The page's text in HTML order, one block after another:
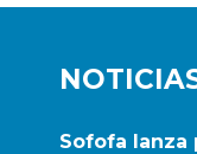
Sofofa lanza